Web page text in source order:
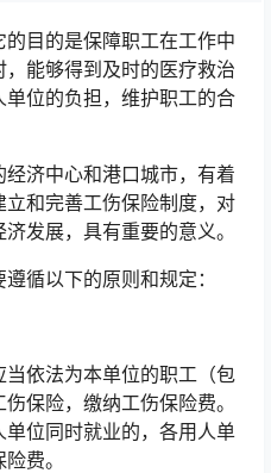
目的是保障职工在工作中
能够得到及时的医疗救治
位的负担，维护职工的合
济中心和港口城市，有着
和完善工伤保险制度，对
发展，具有重要的意义。
循以下的原则和规定：
依法为本单位的职工（包
保险，缴纳工伤保险费。
位同时就业的，各用人单
费。